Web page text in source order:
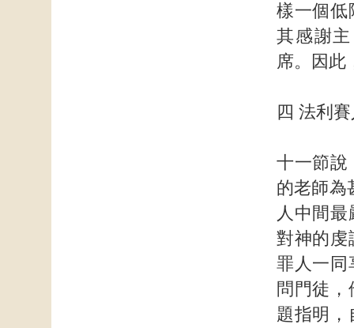
樣一個低
其感謝
席。因此
四 法利
十一節說
的老師為
人中間
對神的虔
罪人一同
問門徒
題指明，